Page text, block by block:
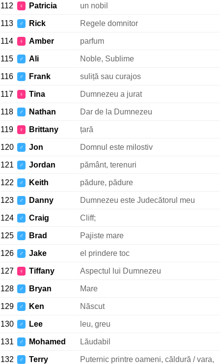
112 ♀ Patricia un nobil
113 ♂ Rick Regele domnitor
114 ♀ Amber parfum
115 ♂ Ali Noble, Sublime
116 ♂ Frank suliță sau curajos
117 ♀ Tina Dumnezeu a jurat
118 ♂ Nathan Dar de la Dumnezeu
119 ♀ Brittany țară
120 ♂ Jon Domnul este milostiv
121 ♂ Jordan pământ, terenuri
122 ♂ Keith pădure, pădure
123 ♂ Danny Dumnezeu este Judecătorul meu
124 ♂ Craig Cliff;
125 ♂ Brad Pajiste mare
126 ♂ Jake el prindere toc
127 ♀ Tiffany Aspectul lui Dumnezeu
128 ♂ Bryan Mare
129 ♂ Ken Născut
130 ♂ Lee leu, greu
131 ♂ Mohamed Lăudabil
132 ♂ Terry
Puternic printre oameni, căldură / vara,